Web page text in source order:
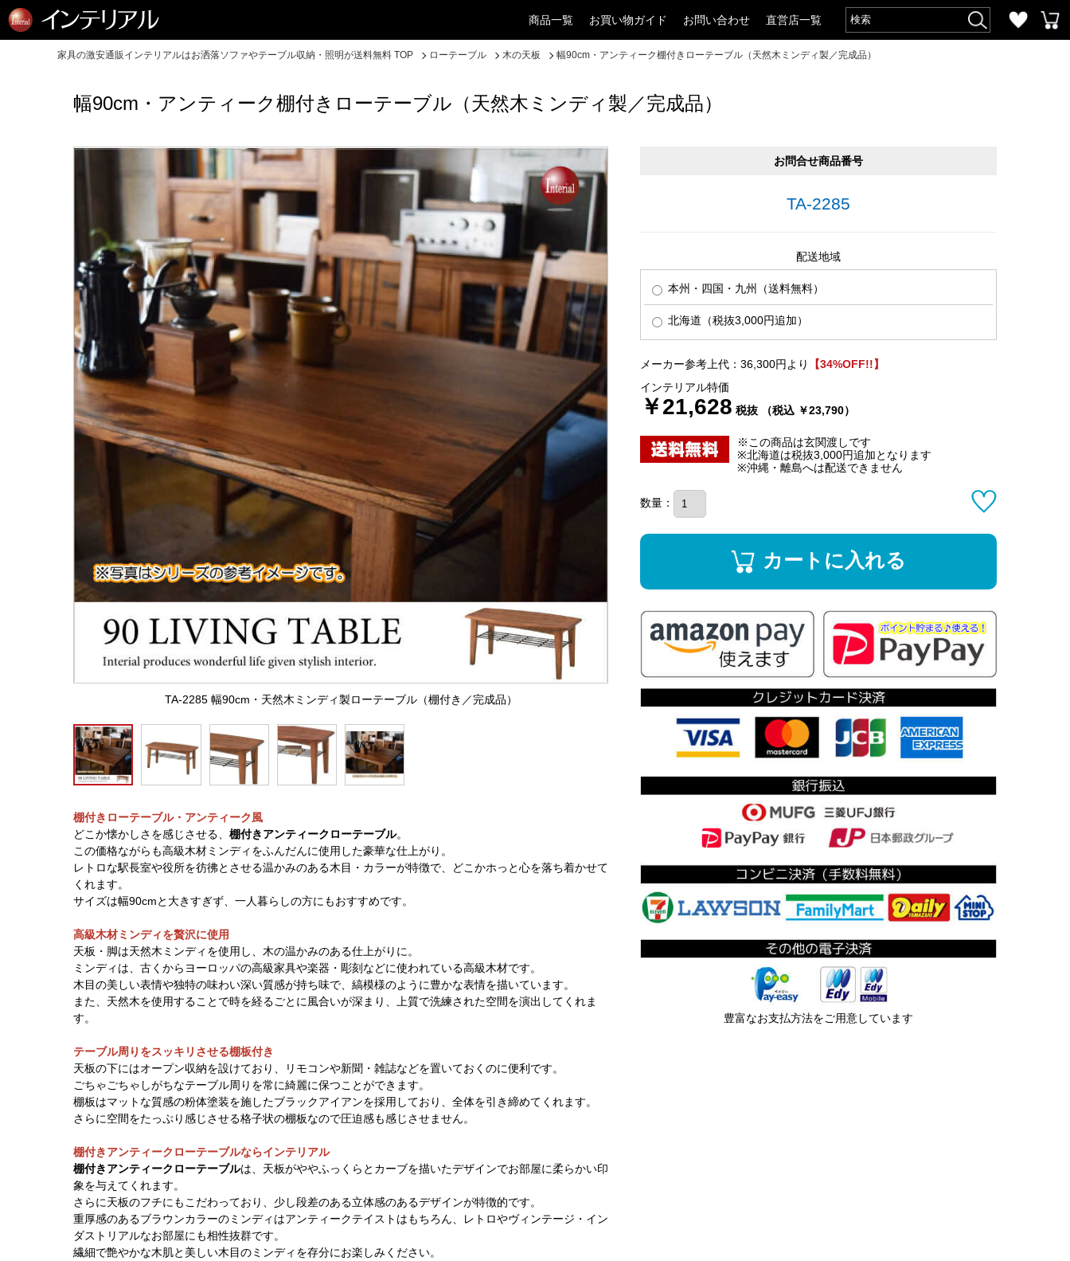
商品一覧 お買い物ガイド お問い合わせ 直営店一覧
家具の激安通販インテリアルはお洒落ソファやテーブル収納・照明が送料無料 TOP ローテーブル 木の天板 幅90cm・アンティーク棚付きローテーブル（天然木ミンディ製／完成品）
幅90cm・アンティーク棚付きローテーブル（天然木ミンディ製／完成品）
TA-2285 幅90cm・天然木ミンディ製ローテーブル（棚付き／完成品）
棚付きローテーブル・アンティーク風
どこか懐かしさを感じさせる、 棚付きアンティークローテーブル。
この価格ながらも高級木材ミンディをふんだんに使用した豪華な仕上がり。
レトロな駅長室や役所を彷彿とさせる温かみのある木目・カラーが特徴で、どこかホっと心を落ち着かせて
くれます。
サイズは幅90cmと大きすぎず、一人暮らしの方にもおすすめです。
高級木材ミンディを贅沢に使用
天板・脚は天然木ミンディを使用し、木の温かみのある仕上がりに。
ミンディは、古くからヨーロッパの高級家具や楽器・彫刻などに使われている高級木材です。
木目の美しい表情や独特の味わい深い質感が持ち味で、縞模様のように豊かな表情を描いています。
また、天然木を使用することで時を経るごとに風合いが深まり、上質で洗練された空間を演出してくれま
す。
テーブル周りをスッキリさせる棚板付き
天板の下にはオープン収納を設けており、リモコンや新聞・雑誌などを置いておくのに便利です。
ごちゃごちゃしがちなテーブル周りを常に綺麗に保つことができます。
棚板はマットな質感の粉体塗装を施したブラックアイアンを採用しており、全体を引き締めてくれます。
さらに空間をたっぷり感じさせる格子状の棚板なので圧迫感も感じさせません。
棚付きアンティークローテーブルならインテリアル
棚付きアンティークローテーブルは、天板がややふっくらとカーブを描いたデザインでお部屋に柔らかい印
象を与えてくれます。
さらに天板のフチにもこだわっており、少し段差のある立体感のあるデザインが特徴的です。
重厚感のあるブラウンカラーのミンディはアンティークテイストはもちろん、レトロやヴィンテージ・イン
ダストリアルなお部屋にも相性抜群です。
繊細で艶やかな木肌と美しい木目のミンディを存分にお楽しみください。
お問合せ商品番号
TA-2285
配送地域
本州・四国・九州（送料無料）
北海道（税抜3,000円追加）
メーカー参考上代：36,300円より
【34%OFF!!】
インテリアル特価
￥21,628 税抜 （税込 ￥23,790）
※この商品は玄関渡しです
※北海道は税抜3,000円追加となります
※沖縄・離島へは配送できません
数量：
カートに入れる
豊富なお支払方法をご用意しています